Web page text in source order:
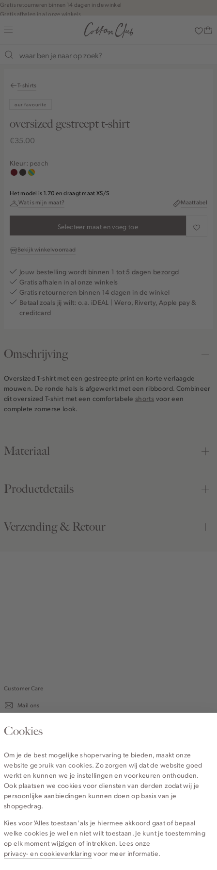
Navigeer
direct naar
de
hoofdinhoud
zoekbalk
naar de
Gratis retourneren binnen 14 dagen in de winkel
Gratis afhalen in al onze winkels
Jouw bestelling wordt binnen 1 tot 5 dagen bezorgd
Betaal zoals jij wilt: o.a. iDEAL | Wero, Riverty, Apple pay & creditcard
T-shirts
our favourite
oversized gestreept t-shirt
€35.00
Kleur: peach
rood,chocomeerkleurig
Het model is 1.70 en draagt maat XS/S
Wat is mijn maat?
Maattabel
Selecteer maat en voeg toe
Bekijk winkelvoorraad
Jouw bestelling wordt binnen 1 tot 5 dagen bezorgd
Gratis afhalen in al onze winkels
Gratis retourneren binnen 14 dagen in de winkel
Betaal zoals jij wilt: o.a. iDEAL | Wero, Riverty, Apple pay &
creditcard
Omschrijving
Oversized T-shirt met een gestreepte print en korte verlaagde
mouwen. De ronde hals is afgewerkt met een ribboord. Combineer
dit oversized T-shirt met een comfortabele shorts voor een
complete zomerse look.
Materiaal
Productdetails
Verzending & Retour
Customer Care
Mail ons
020 - 3412 670
Service
Wij zijn Cotton Club
Topcategorieën voor jou
Cookies
Om je de best mogelijke shopervaring te bieden, maakt onze
website gebruik van cookies. Zo zorgen wij dat de website goed
werkt en kunnen we je instellingen en voorkeuren onthouden.
Ook plaatsen we cookies voor diensten van derden zodat wij je
persoonlijke aanbiedingen kunnen doen op basis van je
shopgedrag.
Kies voor 'Alles toestaan' als je hiermee akkoord gaat of bepaal
welke cookies je wel en niet wilt toestaan. Je kunt je toestemming
op elk moment wijzigen of intrekken. Lees onze
privacy- en cookieverklaring voor meer informatie.